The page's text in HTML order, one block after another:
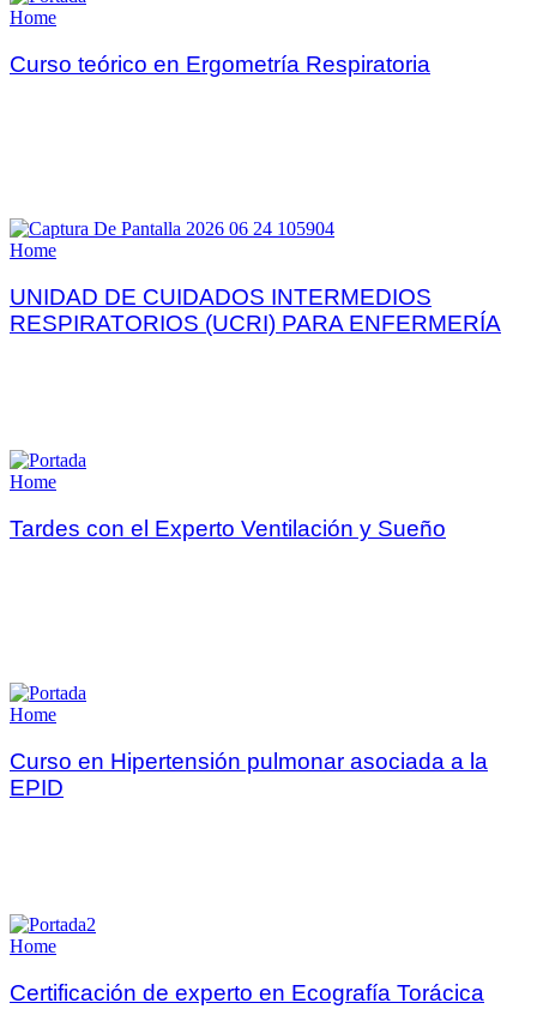
Home
Curso teórico en Ergometría Respiratoria
Home
UNIDAD DE CUIDADOS INTERMEDIOS
RESPIRATORIOS (UCRI) PARA ENFERMERÍA
Home
Tardes con el Experto Ventilación y Sueño
Home
Curso en Hipertensión pulmonar asociada a la
EPID
Home
Certificación de experto en Ecografía Torácica